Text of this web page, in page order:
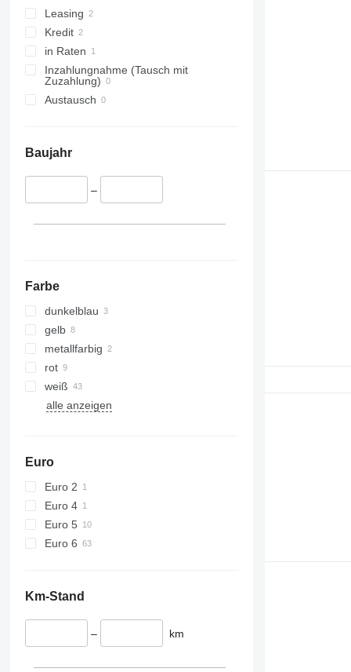
Gyor
Ullo
Tatabanya
alle anzeigen
Leasing
Kredit
in Raten
Inzahlungnahme (Tausch mit
Zuzahlung)
Austausch
Baujahr
–
Farbe
dunkelblau
gelb
metallfarbig
rot
weiß
alle anzeigen
Euro
Euro 2
Euro 4
Euro 5
Euro 6
Km-Stand
– km